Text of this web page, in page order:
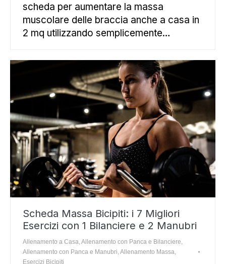
scheda per aumentare la massa
muscolare delle braccia anche a casa in
2 mq utilizzando semplicemente…
Scheda Massa Bicipiti: i 7 Migliori
Esercizi con 1 Bilanciere e 2 Manubri
Allenamento a Casa,Allenamento con Panca e Bilanciere,
Allenamento con Panca e Manubri,Allenamento Massa,
Esercizi Bicipiti